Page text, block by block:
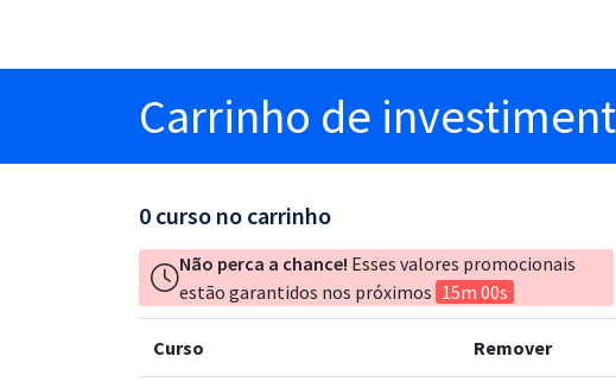
Carrinho de
0 curso no carrinho
Não perca a chance! Esses valores promocionais
estão garantidos nos próximos 15m 00s
Curso Remover